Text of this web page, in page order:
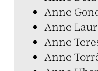
Anne
Anne
Anne
Anne